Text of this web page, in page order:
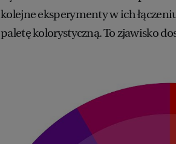
kolejne eksperymenty w ich
paletę kolorystyczną. To zjawisko